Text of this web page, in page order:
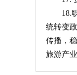
18.
统转变
传播，
旅游产